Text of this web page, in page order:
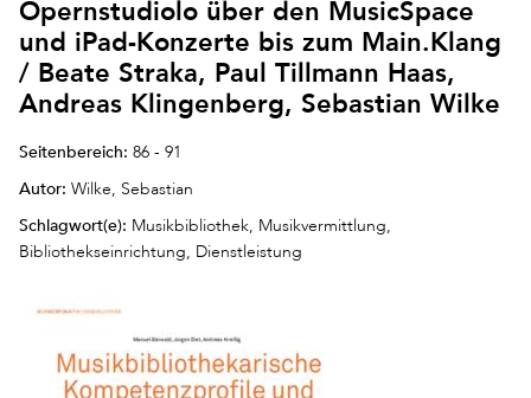
Opernstudiolo über den MusicSpace
und iPad-Konzerte bis zum Main.Klang
/ Beate Straka, Paul Tillmann Haas,
Andreas Klingenberg, Sebastian Wilke
Seitenbereich: 86 - 91
Autor: Wilke, Sebastian
Schlagwort(e): Musikbibliothek, Musikvermittlung,
Bibliothekseinrichtung, Dienstleistung